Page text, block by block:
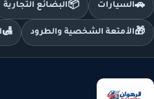
🚗السيارات 📦البضائع التجارية
🎁الأمتعة الشخصية والطرود 🛃